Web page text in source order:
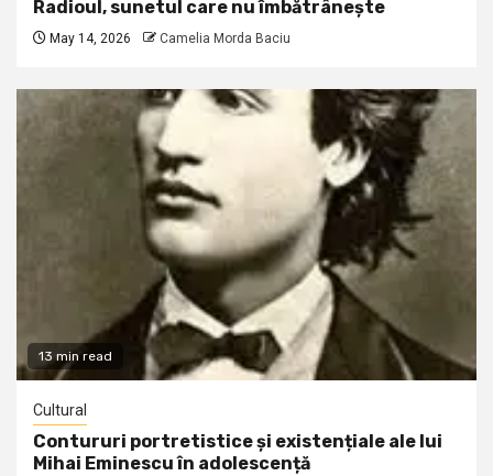
Radioul, sunetul care nu îmbătrânește
May 14, 2026 Camelia Morda Baciu
13 min read
Cultural
Contururi portretistice și existențiale ale lui
Mihai Eminescu în adolescență